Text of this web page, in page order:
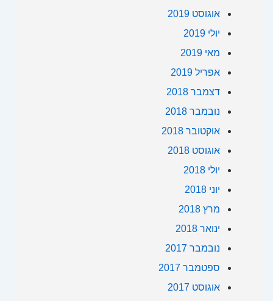
אוגוסט 2019
יולי 2019
מאי 2019
אפריל 2019
דצמבר 2018
נובמבר 2018
אוקטובר 2018
אוגוסט 2018
יולי 2018
יוני 2018
מרץ 2018
ינואר 2018
נובמבר 2017
ספטמבר 2017
אוגוסט 2017